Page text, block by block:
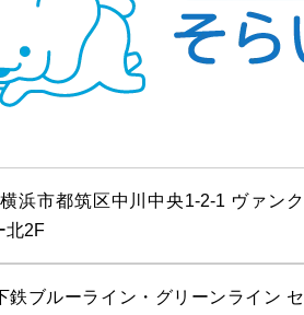
浜市都筑区中川中央1-2-1 ヴァンク
北2F
鉄ブルーライン・グリーンライン セ